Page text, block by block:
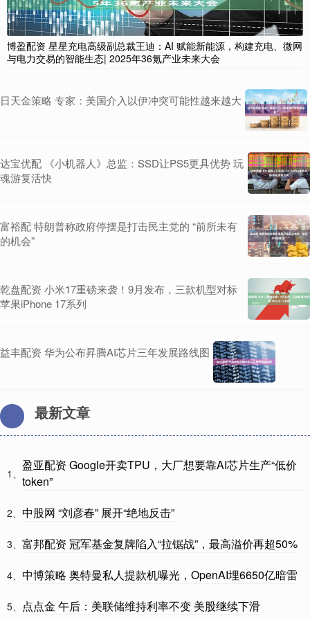
博盈配资 星星充电高级副总裁王迪：AI 赋能新能源，构建充电、微网
与电力交易的智能生态| 2025年36氪产业未来大会
日天金策略 专家：美国介入以伊冲突可能性越来越大
达宝优配 《小机器人》总监：SSD让PS5更具优势 玩
魂游复活快
富裕配 特朗普称政府停摆是打击民主党的 “前所未有
的机会”
乾盘配资 小米17重磅来袭！9月发布，三款机型对标
苹果iPhone 17系列
益丰配资 华为公布昇腾AI芯片三年发展路线图
最新文章
1、
盈亚配资 Google开卖TPU，大厂想要靠AI芯片生产“低价
token”
2、 中股网 “刘彦春” 展开“绝地反击”
3、 富邦配资 冠军基金复牌陷入“拉锯战”，最高溢价再超50%
4、 中博策略 奥特曼私人提款机曝光，OpenAI埋6650亿暗雷
5、 点点金 午后：美联储维持利率不变 美股继续下滑